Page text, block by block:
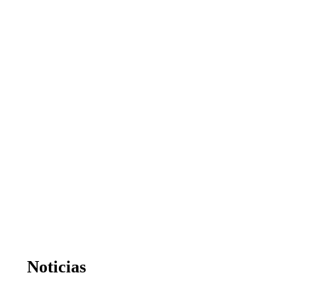
Noticias